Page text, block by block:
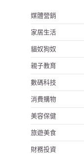
媒體營銷
家居生活
貓奴狗奴
親子教育
數碼科技
消費購物
美容保健
旅遊美食
財務投資